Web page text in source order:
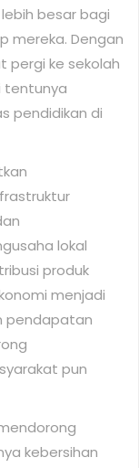
besar bagi
mereka. Dengan
pergi ke sekolah
tentunya
pendidikan di
lokal
produk
menjadi
pendapatan
pun
kebersihan